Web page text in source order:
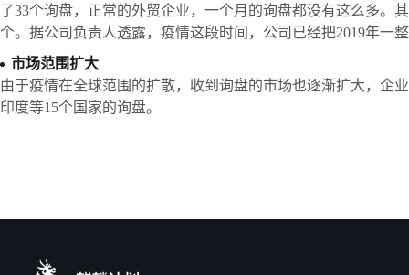
了33个询盘，正常的外贸企业，一个月的询盘都没有这么多。
个。据公司负责人透露，疫情这段时间，公司已经把2019年一
市场范围扩大
由于疫情在全球范围的扩散，收到询盘的市场也逐渐扩大，企
印度等15个国家的询盘。